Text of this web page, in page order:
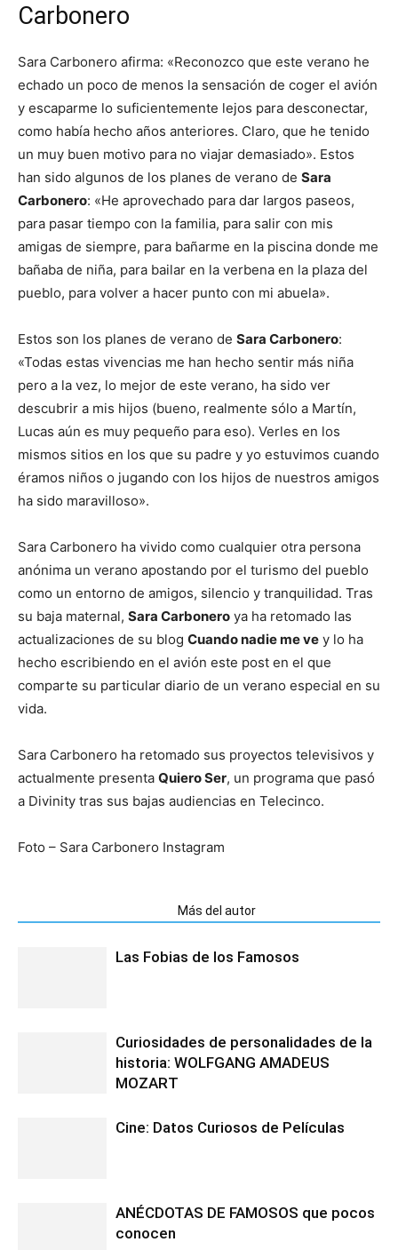
Carbonero
Sara Carbonero afirma: «Reconozco que este verano he
echado un poco de menos la sensación de coger el avión
y escaparme lo suficientemente lejos para desconectar,
como había hecho años anteriores. Claro, que he tenido
un muy buen motivo para no viajar demasiado». Estos
han sido algunos de los planes de verano de Sara
Carbonero: «He aprovechado para dar largos paseos,
para pasar tiempo con la familia, para salir con mis
amigas de siempre, para bañarme en la piscina donde me
bañaba de niña, para bailar en la verbena en la plaza del
pueblo, para volver a hacer punto con mi abuela».
Estos son los planes de verano de Sara Carbonero:
«Todas estas vivencias me han hecho sentir más niña
pero a la vez, lo mejor de este verano, ha sido ver
descubrir a mis hijos (bueno, realmente sólo a Martín,
Lucas aún es muy pequeño para eso). Verles en los
mismos sitios en los que su padre y yo estuvimos cuando
éramos niños o jugando con los hijos de nuestros amigos
ha sido maravilloso».
Sara Carbonero ha vivido como cualquier otra persona
anónima un verano apostando por el turismo del pueblo
como un entorno de amigos, silencio y tranquilidad. Tras
su baja maternal, Sara Carbonero ya ha retomado las
actualizaciones de su blog Cuando nadie me ve y lo ha
hecho escribiendo en el avión este post en el que
comparte su particular diario de un verano especial en su
vida.
Sara Carbonero ha retomado sus proyectos televisivos y
actualmente presenta Quiero Ser, un programa que pasó
a Divinity tras sus bajas audiencias en Telecinco.
Foto – Sara Carbonero Instagram
Más del autor
Las Fobias de los Famosos
Curiosidades de personalidades de la
historia: WOLFGANG AMADEUS
MOZART
Cine: Datos Curiosos de Películas
ANÉCDOTAS DE FAMOSOS que pocos
conocen